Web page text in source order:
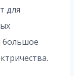
для
большое